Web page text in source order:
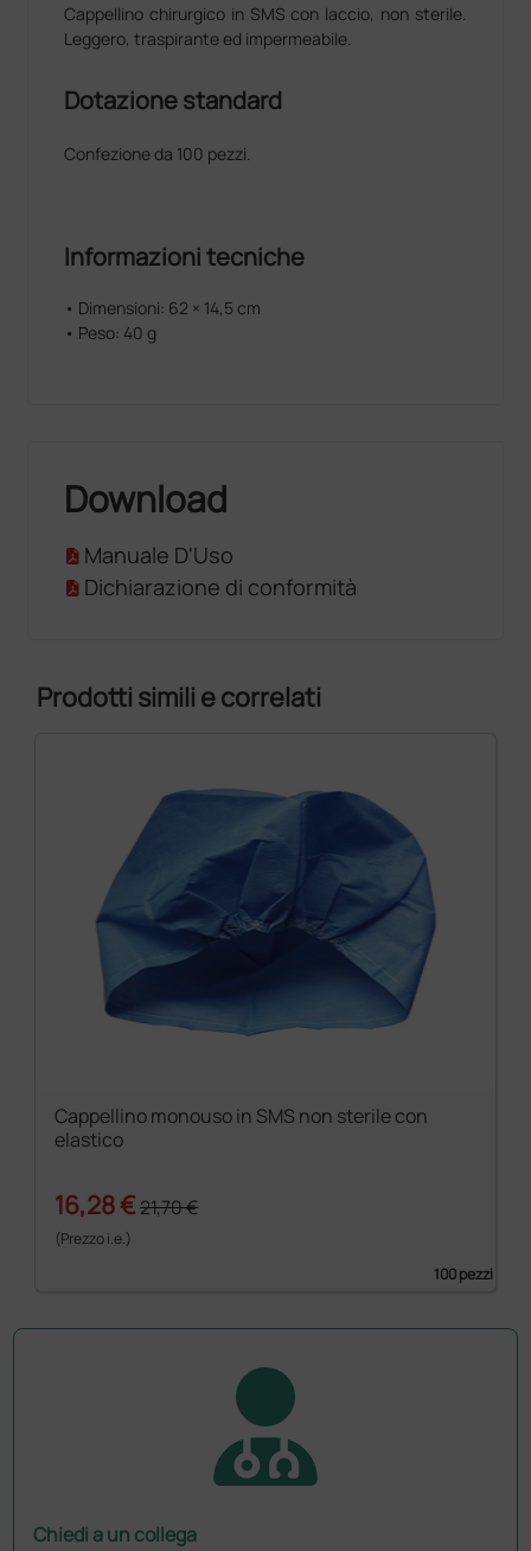
Cappellino chirurgico in SMS con laccio, non sterile.
Leggero, traspirante ed impermeabile.
Dotazione standard
Confezione da 100 pezzi.
Informazioni tecniche
• Dimensioni: 62 × 14,5 cm
• Peso: 40 g
Download
Manuale D'Uso
Dichiarazione di conformità
Prodotti simili e correlati
Cappellino monouso in SMS non sterile con
elastico
16,28 €21,70 €
(Prezzo i.e.)
100 pezzi
Chiedi a un collega